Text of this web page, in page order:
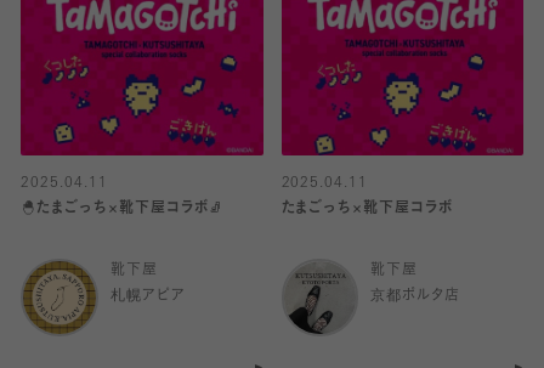
2025.04.11
🐣たまごっち×靴下屋コラボ🧦
靴下屋
札幌アピア
2025.04.11
たまごっち×靴下屋コラボ
靴下屋
京都ポルタ店